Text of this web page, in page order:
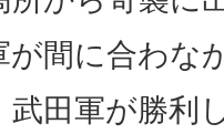
が間に合わな
武田軍が勝利